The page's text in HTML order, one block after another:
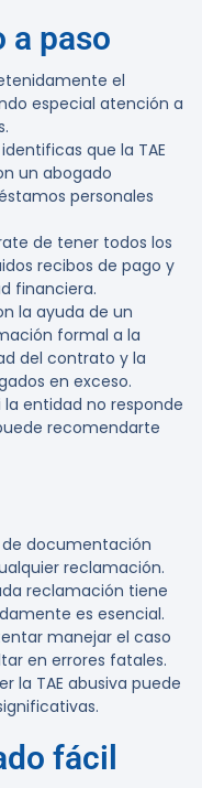
a paso
el
especial atención a
identificas que la TAE
un abogado
personales
de tener todos los
recibos de pago y
financiera.
la ayuda de un
formal a la
del contrato y la
en exceso.
la entidad no responde
recomendarte
documentación
reclamación.
reclamación tiene
es esencial.
manejar el caso
en errores fatales.
la TAE abusiva puede
fácil